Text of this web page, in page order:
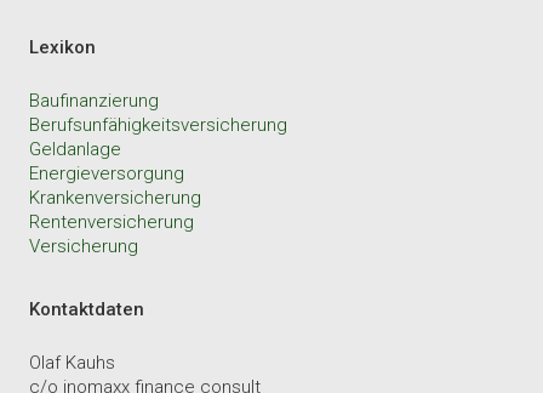
Lexikon
Baufinanzierung
Berufsunfähigkeitsversicherung
Geldanlage
Energieversorgung
Krankenversicherung
Rentenversicherung
Versicherung
Kontaktdaten
Olaf Kauhs
c/o inomaxx finance consult